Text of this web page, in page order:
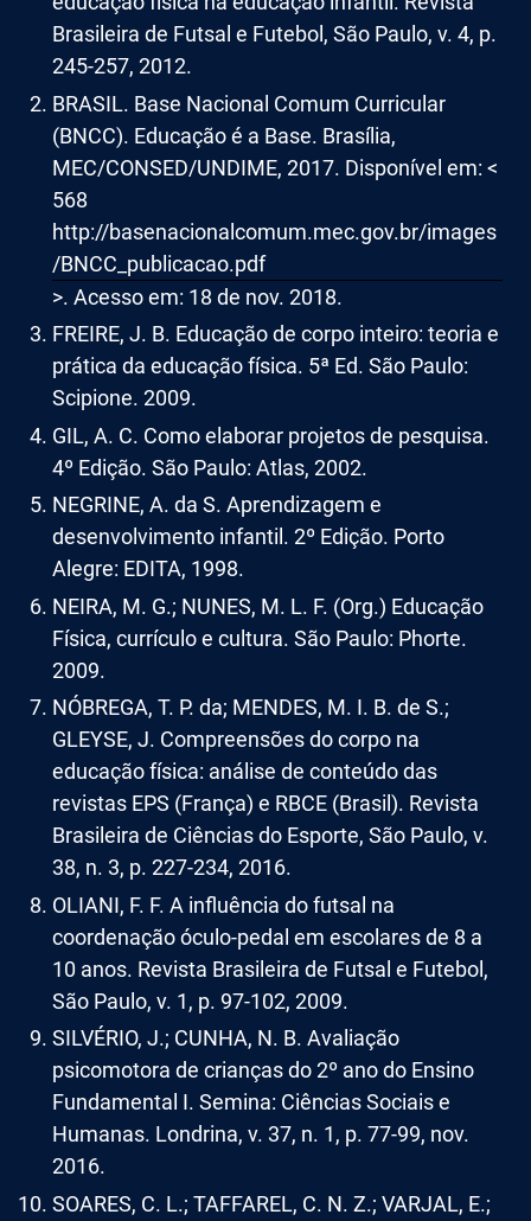
Brasileira de Futsal e Futebol, São Paulo, v. 4, p.
245-257, 2012.
BRASIL. Base Nacional Comum Curricular
(BNCC). Educação é a Base. Brasília,
MEC/CONSED/UNDIME, 2017. Disponível em: <
568
http://basenacionalcomum.mec.gov.br/images
/BNCC_publicacao.pdf
>. Acesso em: 18 de nov. 2018.
FREIRE, J. B. Educação de corpo inteiro: teoria e
prática da educação física. 5ª Ed. São Paulo:
Scipione. 2009.
GIL, A. C. Como elaborar projetos de pesquisa.
4º Edição. São Paulo: Atlas, 2002.
NEGRINE, A. da S. Aprendizagem e
desenvolvimento infantil. 2º Edição. Porto
Alegre: EDITA, 1998.
NEIRA, M. G.; NUNES, M. L. F. (Org.) Educação
Física, currículo e cultura. São Paulo: Phorte.
2009.
NÓBREGA, T. P. da; MENDES, M. I. B. de S.;
GLEYSE, J. Compreensões do corpo na
educação física: análise de conteúdo das
revistas EPS (França) e RBCE (Brasil). Revista
Brasileira de Ciências do Esporte, São Paulo, v.
38, n. 3, p. 227-234, 2016.
OLIANI, F. F. A influência do futsal na
coordenação óculo-pedal em escolares de 8 a
10 anos. Revista Brasileira de Futsal e Futebol,
São Paulo, v. 1, p. 97-102, 2009.
SILVÉRIO, J.; CUNHA, N. B. Avaliação
psicomotora de crianças do 2º ano do Ensino
Fundamental I. Semina: Ciências Sociais e
Humanas. Londrina, v. 37, n. 1, p. 77-99, nov.
2016.
SOARES, C. L.; TAFFAREL, C. N. Z.; VARJAL, E.;